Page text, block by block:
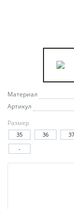
Материал
Артикул
Размер
35 36 37
-